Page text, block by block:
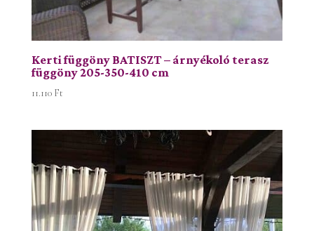
Kerti függöny BATISZT – árnyékoló terasz
függöny 205-350-410 cm
11.110 Ft